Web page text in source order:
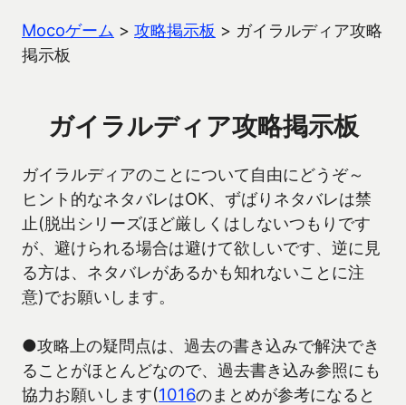
Mocoゲーム > 攻略掲示板 > ガイラルディア攻略
掲示板
ガイラルディア攻略掲示板
ガイラルディアのことについて自由にどうぞ～
ヒント的なネタバレはOK、ずばりネタバレは禁
止(脱出シリーズほど厳しくはしないつもりです
が、避けられる場合は避けて欲しいです、逆に見
る方は、ネタバレがあるかも知れないことに注
意)でお願いします。
●攻略上の疑問点は、過去の書き込みで解決でき
ることがほとんどなので、過去書き込み参照にも
協力お願いします(1016のまとめが参考になると